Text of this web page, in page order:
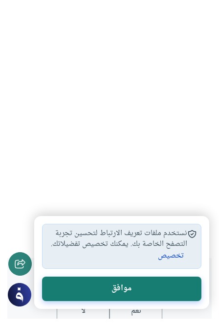
العالم الإسلامي # مناسك الحج #الحج
هل انتفعت بهذا المحتوى؟
نعم لا
نستخدم ملفات تعريف الارتباط لتحسين تجربة
التصفح الخاصة بك. يمكنك تخصيص تفضيلاتك.
تخصيص
موافق